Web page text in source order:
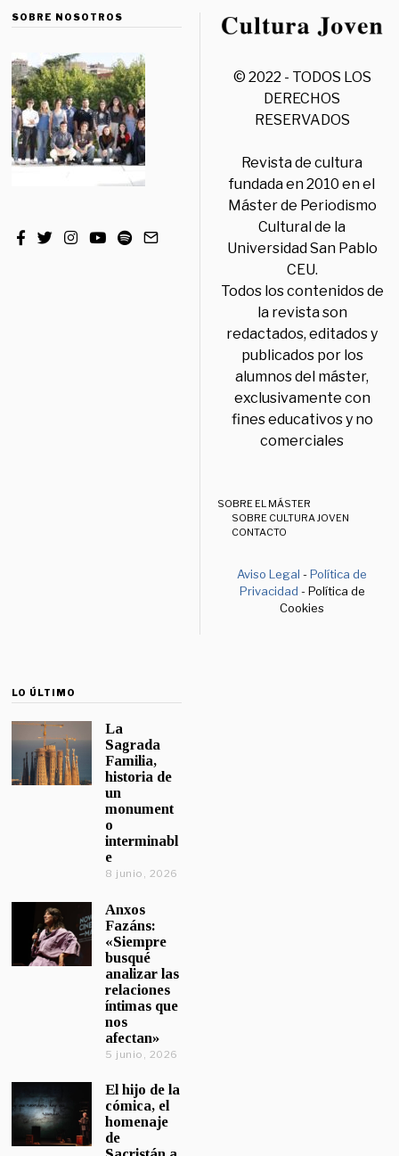
SOBRE NOSOTROS
© 2022 - TODOS LOS
DERECHOS
RESERVADOS
Revista de cultura
fundada en 2010 en el
Máster de Periodismo
Cultural de la
Universidad San Pablo
CEU.
Todos los contenidos de
la revista son
redactados, editados y
publicados por los
alumnos del máster,
exclusivamente con
fines educativos y no
comerciales
SOBRE EL MÁSTER
SOBRE CULTURA JOVEN
CONTACTO
Aviso Legal -Política de
Privacidad - Política de
Cookies
LO ÚLTIMO
La
Sagrada
Familia,
historia de
un
monument
o
interminabl
e
8 junio, 2026
Anxos
Fazáns:
«Siempre
busqué
analizar las
relaciones
íntimas que
nos
afectan»
5 junio, 2026
El hijo de la
cómica, el
homenaje
de